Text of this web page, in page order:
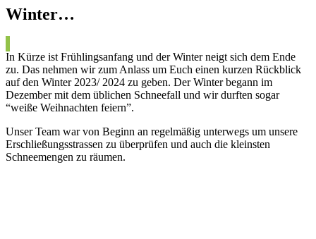
Winter…
In Kürze ist Frühlingsanfang und der Winter neigt sich dem Ende
zu. Das nehmen wir zum Anlass um Euch einen kurzen Rückblick
auf den Winter 2023/ 2024 zu geben. Der Winter begann im
Dezember mit dem üblichen Schneefall und wir durften sogar
“weiße Weihnachten feiern”.
Unser Team war von Beginn an regelmäßig unterwegs um unsere
Erschließungsstrassen zu überprüfen und auch die kleinsten
Schneemengen zu räumen.